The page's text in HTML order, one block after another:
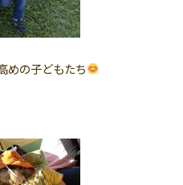
めの子どもたち